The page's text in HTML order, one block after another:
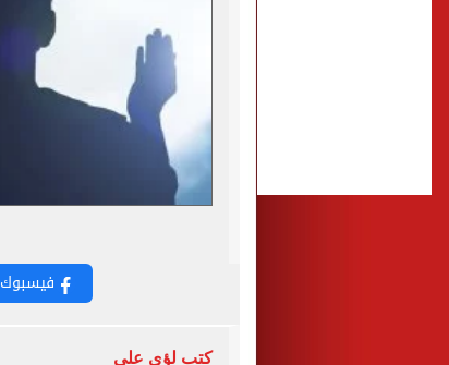
فيسبوك
كتب لؤى على